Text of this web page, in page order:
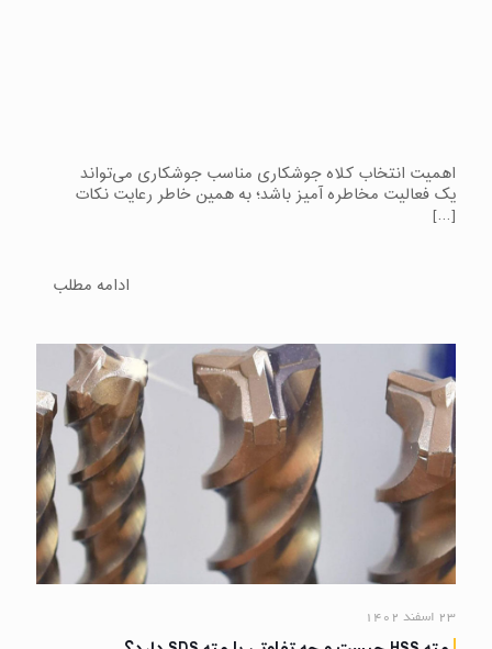
اهمیت انتخاب کلاه جوشکاری مناسب جوشکاری می‌تواند
یک فعالیت مخاطره آمیز باشد؛ به همین خاطر رعایت نکات
[…]
ادامه مطلب
۲۳ اسفند ۱۴۰۲